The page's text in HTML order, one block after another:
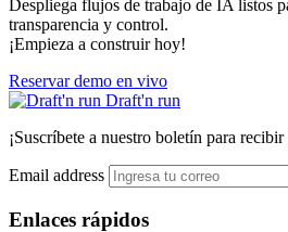
Despliega flujos de trabajo de IA listos
transparencia y control.
¡Empieza a construir hoy!
Reservar demo en vivo
Draft'n run
¡Suscríbete a nuestro boletín para
Email address
Enlaces rápidos